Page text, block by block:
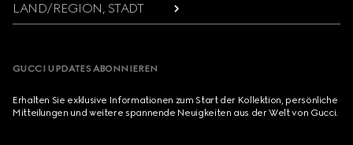
LAND/REGION, STADT
GUCCI UPDATES ABONNIEREN
Erhalten Sie exklusive Informationen zum Start der Kollektion, persönliche
Mitteilungen und weitere spannende Neuigkeiten aus der Welt von Gucci.